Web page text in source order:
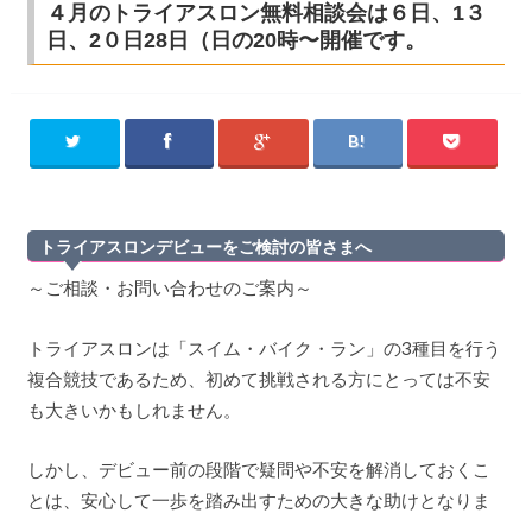
４月のトライアスロン無料相談会は６日、1３
日、2０日28日（日の20時〜開催です。
トライアスロンデビューをご検討の皆さまへ
～ご相談・お問い合わせのご案内～
トライアスロンは「スイム・バイク・ラン」の3種目を行う
複合競技であるため、初めて挑戦される方にとっては不安
も大きいかもしれません。
しかし、デビュー前の段階で疑問や不安を解消しておくこ
とは、安心して一歩を踏み出すための大きな助けとなりま